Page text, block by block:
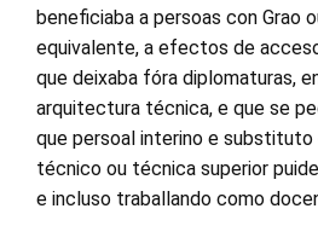
beneficiaba a persoas con Grao
equivalente, a efectos de
que deixaba fóra diplomaturas,
arquitectura técnica, e que se
que persoal interino e
técnico ou técnica superior
e incluso traballando como